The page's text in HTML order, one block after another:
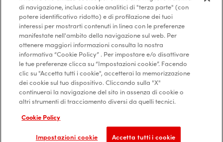
DOVE ACQUISTARE
di navigazione, inclusi cookie analitici di "terza parte" (con
potere identificativo ridotto) e di profilazione dei tuoi
interessi per mostrarti contenuti in linea con le preferenze
manifestate nell'ambito della navigazione sul web. Per
ottenere maggiori informazioni consulta la nostra
informativa “Cookie Policy” . Per impostare e/o disattivare
le tue preferenze clicca su “Impostazioni cookie”. Facendo
clic su "Accetta tutti i cookie", accetterai la memorizzazione
dei cookie sul tuo dispositivo. Cliccando sulla "X"
continuerai la navigazione del sito in assenza di cookie o
altri strumenti di tracciamento diversi da quelli tecnici.
Cookie Policy
Impostazioni cookie Accetta tutti i cookie